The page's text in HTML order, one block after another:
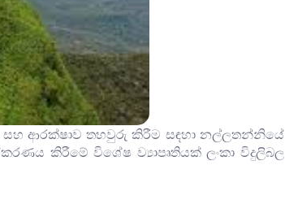
සහ ආරක්ෂාව තහවුරු කිරීම සඳහා නල්ලතන්නියේ
කිරීමේ විශේෂ ව්‍යාපෘතියක් ලංකා විදුලිබල